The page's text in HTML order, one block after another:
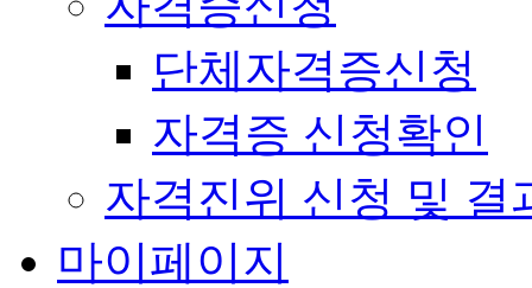
단체자격증신청
자격증 신청확인
자격진위 신청 및 결
마이페이지